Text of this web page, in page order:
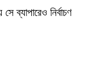
সে ব্যাপারেও নির্বাচণ